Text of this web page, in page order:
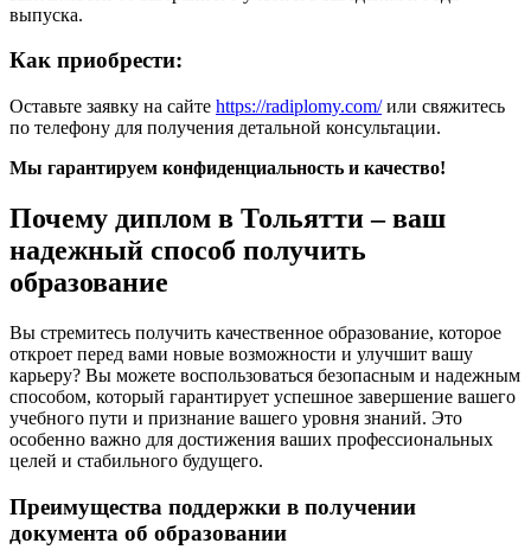
выпуска.
Как приобрести:
Оставьте заявку на сайте https://radiplomy.com/или свяжитесь
по телефону для получения детальной консультации.
Мы гарантируем конфиденциальность и качество!
Почему диплом в Тольятти – ваш
надежный способ получить
образование
Вы стремитесь получить качественное образование, которое
откроет перед вами новые возможности и улучшит вашу
карьеру? Вы можете воспользоваться безопасным и надежным
способом, который гарантирует успешное завершение вашего
учебного пути и признание вашего уровня знаний. Это
особенно важно для достижения ваших профессиональных
целей и стабильного будущего.
Преимущества поддержки в получении
документа об образовании